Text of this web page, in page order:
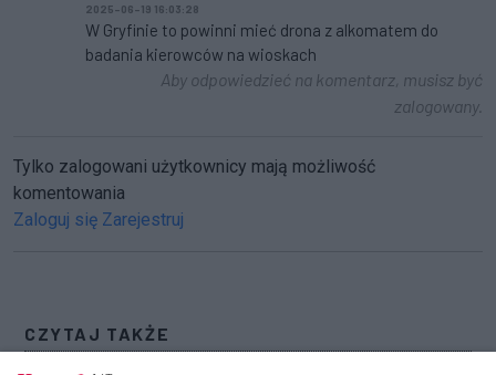
2025-06-19 16:03:28
W Gryfinie to powinni mieć drona z alkomatem do
badania kierowców na wioskach
Aby odpowiedzieć na komentarz, musisz być
zalogowany.
Tylko zalogowani użytkownicy mają możliwość
komentowania
Zaloguj się Zarejestruj
CZYTAJ TAKŻE